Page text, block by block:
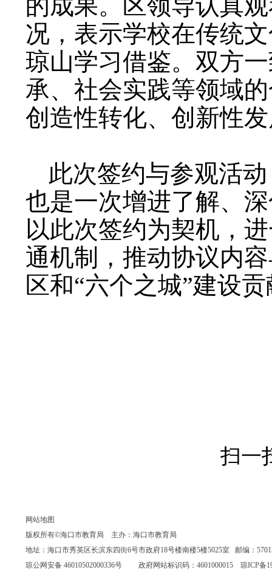
的成果。区领导认真
况，表示学校在传统
琼山学习借鉴。双方
承、社会实践等领域
创造性转化、创新性
此次签约与参观活
也是一次增进了解、
以此次签约为契机，
通机制，推动协议内
区和“六个之城”建设
扫一
网站地图
版权所有©海口市教育局 主办：海口市教育局
地址：海口市秀英区长滨东四街6号市政府18号楼南楼5楼5025室 邮编：
琼公网安备 46010502000336号 政府网站标识码：4601000015 琼ICP备